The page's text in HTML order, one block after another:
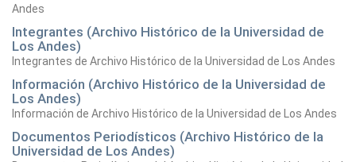
Andes
Integrantes (Archivo Histórico de la Universidad de
Los Andes)
Integrantes de Archivo Histórico de la Universidad de Los Andes
Información (Archivo Histórico de la Universidad de
Los Andes)
Información de Archivo Histórico de la Universidad de Los Andes
Documentos Periodísticos (Archivo Histórico de la
Universidad de Los Andes)